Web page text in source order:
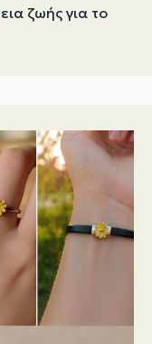
ζωής για το